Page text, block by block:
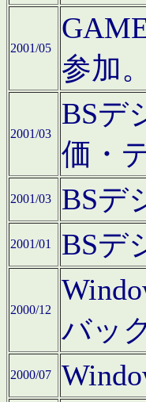
2001/05
参加
2001/03
BSデ
価・
2001/03 BSデ
2001/01 BSデ
2000/12
バッ
2000/07